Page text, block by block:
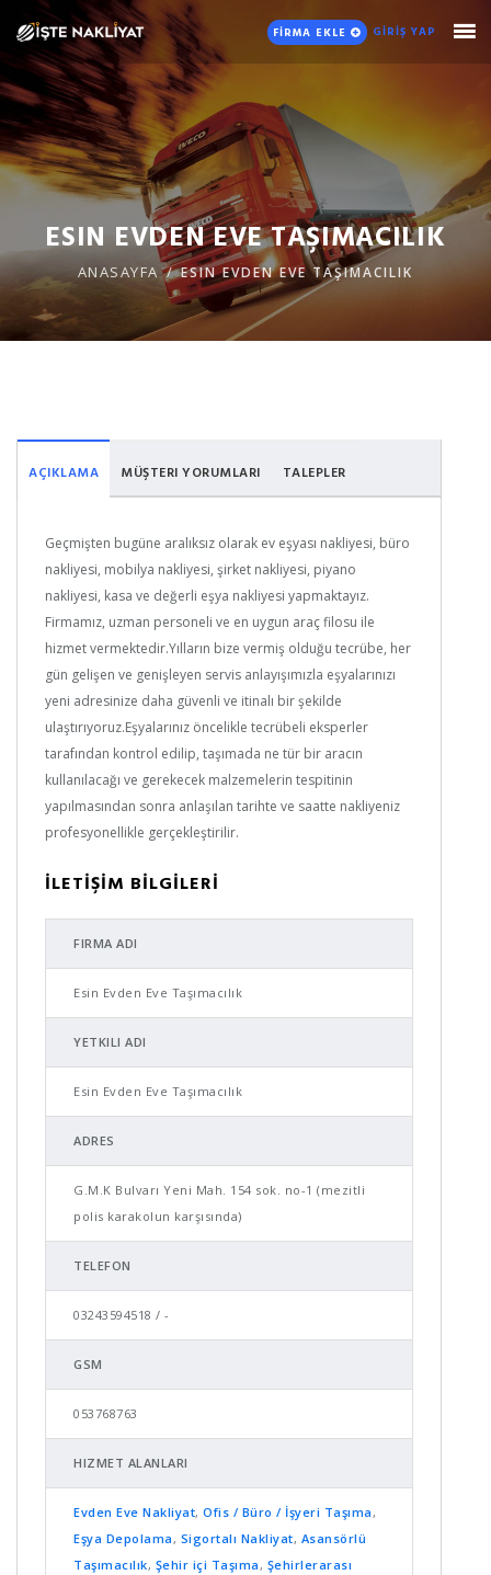
FİRMA EKLE GİRİŞ YAP
ESIN EVDEN EVE TAŞIMACILIK
ANASAYFA ESIN EVDEN EVE TAŞIMACILIK
AÇIKLAMA MÜŞTERI YORUMLARI TALEPLER
Geçmişten bugüne aralıksız olarak ev eşyası nakliyesi, büro
nakliyesi, mobilya nakliyesi, şirket nakliyesi, piyano
nakliyesi, kasa ve değerli eşya nakliyesi yapmaktayız.
Firmamız, uzman personeli ve en uygun araç filosu ile
hizmet vermektedir.Yılların bize vermiş olduğu tecrübe, her
gün gelişen ve genişleyen servis anlayışımızla eşyalarınızı
yeni adresinize daha güvenli ve itinalı bir şekilde
ulaştırıyoruz.Eşyalarınız öncelikle tecrübeli eksperler
tarafından kontrol edilip, taşımada ne tür bir aracın
kullanılacağı ve gerekecek malzemelerin tespitinin
yapılmasından sonra anlaşılan tarihte ve saatte nakliyeniz
profesyonellikle gerçekleştirilir.
İLETİŞİM BİLGİLERİ
FIRMA ADI
Esin Evden Eve Taşımacılık
YETKILI ADI
Esin Evden Eve Taşımacılık
ADRES
G.M.K Bulvarı Yeni Mah. 154 sok. no-1 (mezitli
polis karakolun karşısında)
TELEFON
03243594518 / -
GSM
053768763
HIZMET ALANLARI
Evden Eve Nakliyat, Ofis / Büro / İşyeri Taşıma,
Eşya Depolama, Sigortalı Nakliyat, Asansörlü
Taşımacılık, Şehir içi Taşıma, Şehirlerarası